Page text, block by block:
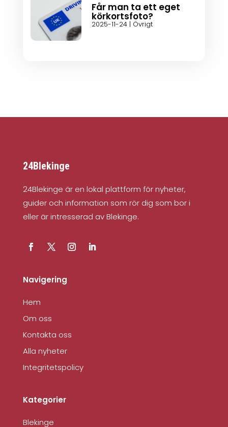
Får man ta ett eget
körkortsfoto?
2025-11-24| Övrigt
24Blekinge
24Blekinge är en lokal plattform för nyheter,
guider och information som rör dig som bor i
eller är intresserad av Blekinge.
Navigering
Hem
Om oss
Kontakta oss
Alla nyheter
Integritetspolicy
Kategorier
Blekinge